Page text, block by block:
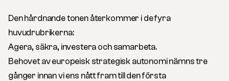
Den hårdnande tonen återkommer i de fyra
huvudrubrikerna:
Agera, säkra, investera och samarbeta.
Behovet av europeisk strategisk autonomi nämns tre
gånger innan vi ens nått fram till den första